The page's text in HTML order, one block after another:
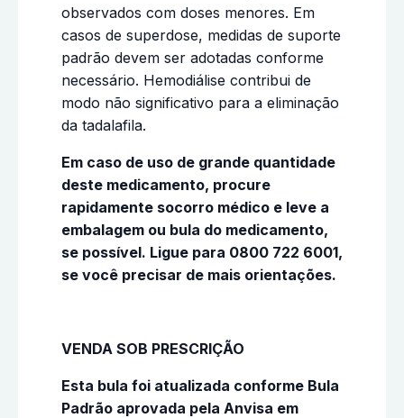
observados com doses menores. Em
casos de superdose, medidas de suporte
padrão devem ser adotadas conforme
necessário. Hemodiálise contribui de
modo não significativo para a eliminação
da tadalafila.
Em caso de uso de grande quantidade
deste medicamento, procure
rapidamente socorro médico e leve a
embalagem ou bula do medicamento,
se possível. Ligue para 0800 722 6001,
se você precisar de mais orientações.
VENDA SOB PRESCRIÇÃO
Esta bula foi atualizada conforme Bula
Padrão aprovada pela Anvisa em